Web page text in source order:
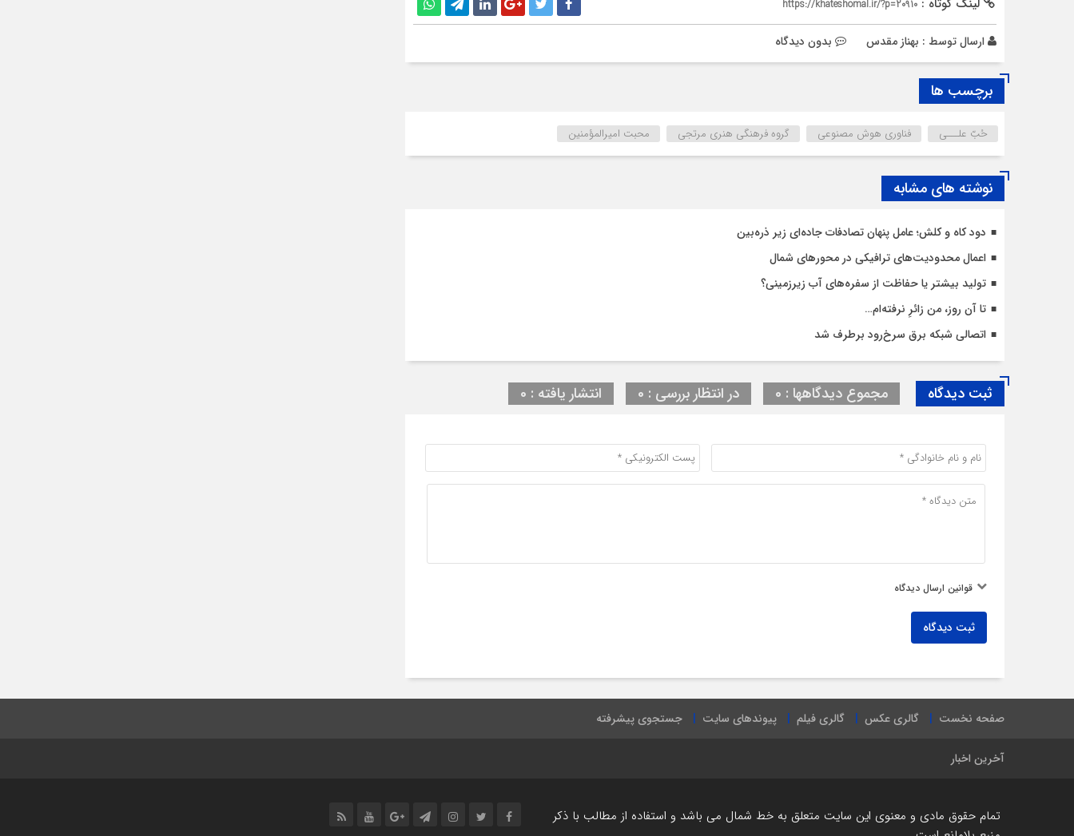
لینک کوتاه : https://khateshomal.ir/?p=20910
ارسال توسط : بهناز مقدس بدون دیدگاه
برچسب ها
حُبّ علـــی فناوری هوش مصنوعی گروه فرهنگی هنری مرتجی محبت امیرالمؤمنین
نوشته های مشابه
دود کاه و کلش؛ عامل پنهان تصادفات جاده‌ای زیر ذره‌بین
اعمال محدودیت‌‌های ترافیکی در محورهای شمال
تولید بیشتر یا حفاظت از سفره‌های آب زیرزمینی؟
تا آن روز، من زائرِ نرفته‌ام…
اتصالی شبکه برق سرخ‌رود برطرف شد
ثبت دیدگاه مجموع دیدگاهها : 0 در انتظار بررسی : 0 انتشار یافته : 0
قوانین ارسال دیدگاه
ثبت دیدگاه
صفحه نخست گالری عکس گالری فیلم پیوندهای سایت جستجوی پیشرفته
آخرین اخبار
تمام حقوق مادی و معنوی این سایت متعلق به خط شمال می باشد و استفاده از مطالب با ذکر